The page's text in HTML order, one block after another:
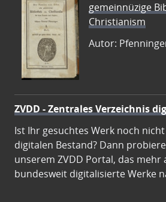
gemeinnüzige
Christianism
Autor:
ZVDD - Zentrales Verzeichnis
Ist Ihr gesuchtes Werk noch
digitalen Bestand? Dann
unserem ZVDD Portal, das mehr
bundesweit digitalisierte Werke